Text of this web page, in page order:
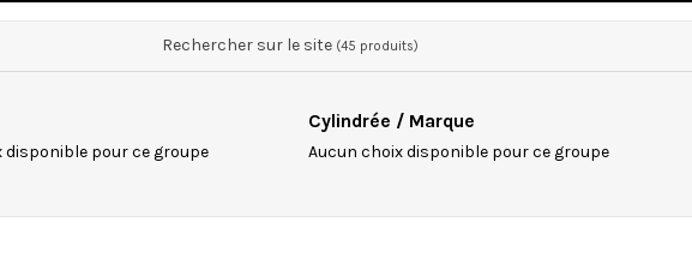
Rechercher sur le site (45 produits)
disponible pour ce groupe
Cylindrée / Marque
Aucun choix disponible pour ce groupe